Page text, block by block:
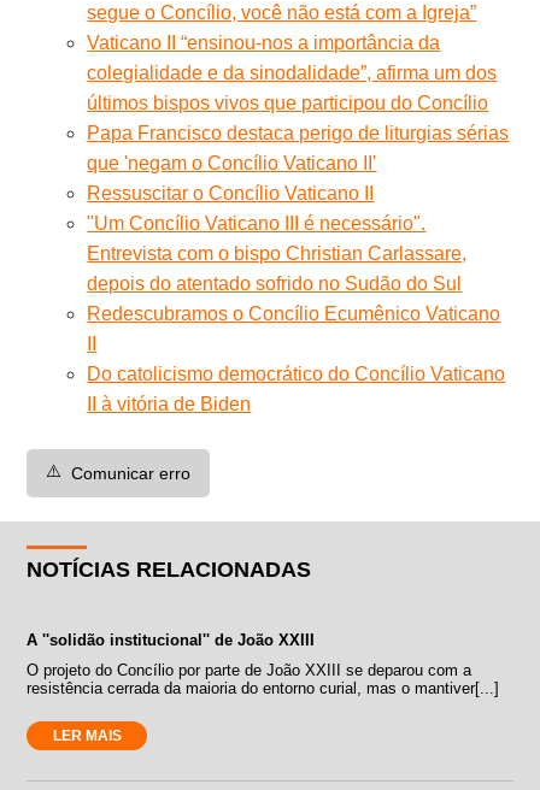
segue o Concílio, você não está com a Igreja”
Vaticano II “ensinou-nos a importância da
colegialidade e da sinodalidade”, afirma um dos
últimos bispos vivos que participou do Concílio
Papa Francisco destaca perigo de liturgias sérias
que 'negam o Concílio Vaticano II'
Ressuscitar o Concílio Vaticano II
"Um Concílio Vaticano III é necessário".
Entrevista com o bispo Christian Carlassare,
depois do atentado sofrido no Sudão do Sul
Redescubramos o Concílio Ecumênico Vaticano
Do catolicismo democrático do Concílio Vaticano
II à vitória de Biden
⚠️ Comunicar erro
NOTÍCIAS RELACIONADAS
A ''solidão institucional'' de João XXIII
O projeto do Concílio por parte de João XXIII se deparou com a
resistência cerrada da maioria do entorno curial, mas o mantiver[...]
LER MAIS